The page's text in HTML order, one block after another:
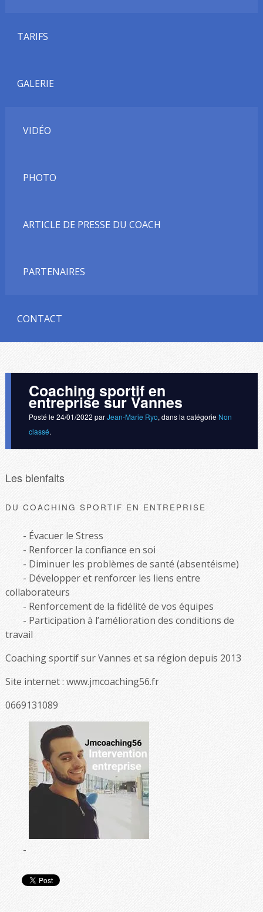
TARIFS
GALERIE
VIDÉO
PHOTO
ARTICLE DE PRESSE DU COACH
PARTENAIRES
CONTACT
Coaching sportif en
entreprise sur Vannes
Posté le 24/01/2022 parJean-Marie Ryo, dans la catégorie Non
classé.
Les bienfaits
DU COACHING SPORTIF EN ENTREPRISE
Évacuer le Stress
Renforcer la confiance en soi
Diminuer les problèmes de santé (absentéisme)
Développer et renforcer les liens entre
collaborateurs
Renforcement de la fidélité de vos équipes
Participation à l’amélioration des conditions de
travail
Coaching sportif sur Vannes et sa région depuis 2013
Site internet : www.jmcoaching56.fr
0669131089